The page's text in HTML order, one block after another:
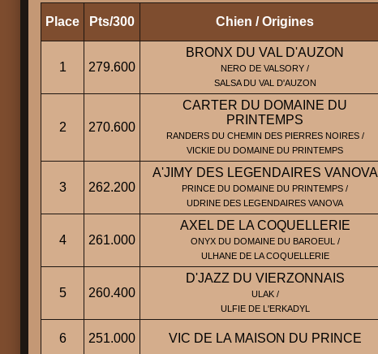
Place Pts/300 Chien / Origines
1 279.600
BRONX DU VAL D'AUZON
NERO DE VALSORY /
SALSA DU VAL D'AUZON
2 270.600
CARTER DU DOMAINE DU
PRINTEMPS
RANDERS DU CHEMIN DES PIERRES NOIRES /
VICKIE DU DOMAINE DU PRINTEMPS
3 262.200
A'JIMY DES LEGENDAIRES VANOVA
PRINCE DU DOMAINE DU PRINTEMPS /
UDRINE DES LEGENDAIRES VANOVA
4 261.000
AXEL DE LA COQUELLERIE
ONYX DU DOMAINE DU BAROEUL /
ULHANE DE LA COQUELLERIE
5 260.400
D'JAZZ DU VIERZONNAIS
ULAK /
ULFIE DE L'ERKADYL
6 251.000 VIC DE LA MAISON DU PRINCE